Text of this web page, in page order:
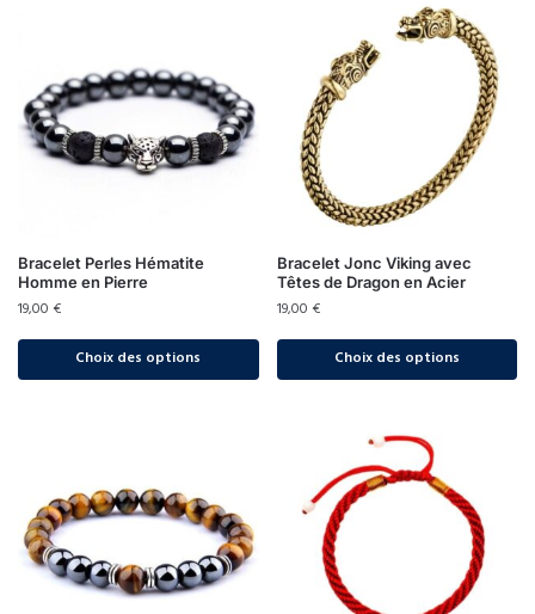
Bracelet Perles Hématite
Homme en Pierre
19,00 €
Choix des options
Bracelet Jonc Viking avec
Têtes de Dragon en Acier
19,00 €
Choix des options